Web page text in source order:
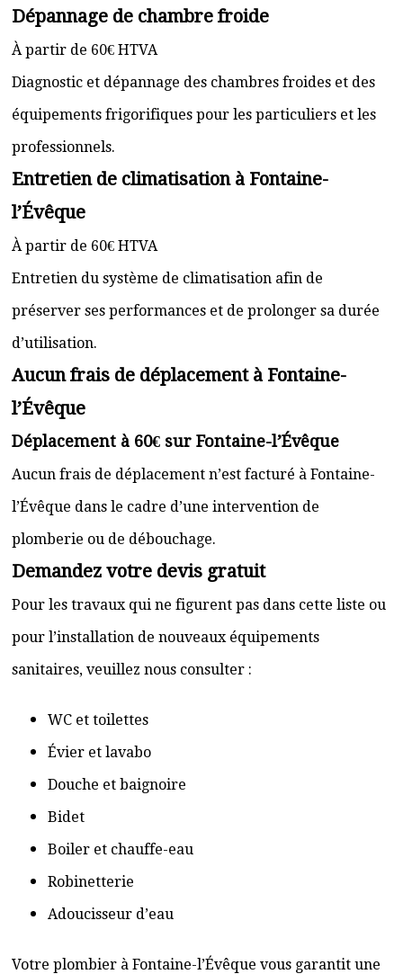
Dépannage de chambre froide
À partir de 60€ HTVA
Diagnostic et dépannage des chambres froides et des
équipements frigorifiques pour les particuliers et les
professionnels.
Entretien de climatisation à Fontaine-
l’Évêque
À partir de 60€ HTVA
Entretien du système de climatisation afin de
préserver ses performances et de prolonger sa durée
d’utilisation.
Aucun frais de déplacement à Fontaine-
l’Évêque
Déplacement à 60€ sur Fontaine-l’Évêque
Aucun frais de déplacement n’est facturé à Fontaine-
l’Évêque dans le cadre d’une intervention de
plomberie ou de débouchage.
Demandez votre devis gratuit
Pour les travaux qui ne figurent pas dans cette liste ou
pour l’installation de nouveaux équipements
sanitaires, veuillez nous consulter :
WC et toilettes
Évier et lavabo
Douche et baignoire
Bidet
Boiler et chauffe-eau
Robinetterie
Adoucisseur d’eau
Votre plombier à Fontaine-l’Évêque vous garantit une